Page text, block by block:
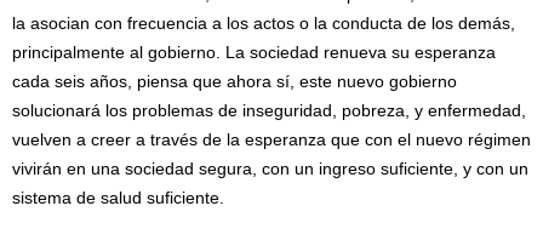
la asocian con frecuencia a los actos o la conducta de los demás,
principalmente al gobierno. La sociedad renueva su esperanza
cada seis años, piensa que ahora sí, este nuevo gobierno
solucionará los problemas de inseguridad, pobreza, y enfermedad,
vuelven a creer a través de la esperanza que con el nuevo régimen
vivirán en una sociedad segura, con un ingreso suficiente, y con un
sistema de salud suficiente.